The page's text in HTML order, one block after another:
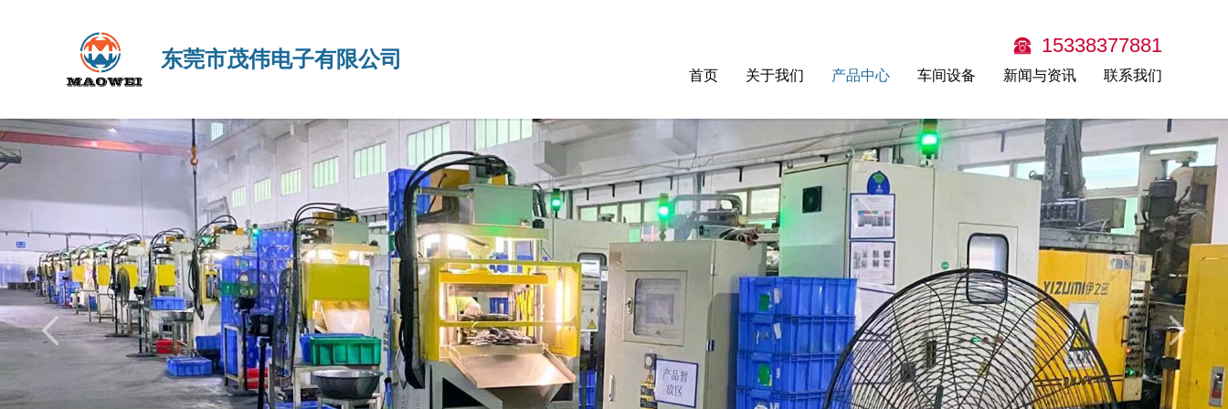
东莞市茂伟电子有限公司
15338377881
首页 关于我们 产品中心 车间设备 新闻与资讯 联系我们